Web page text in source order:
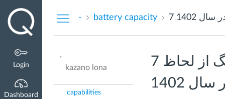
Login
Dashboard
- battery capacity
-
kazano lona
capabilities
7 گوشی برتر سامسونگ از لحاظ
1402